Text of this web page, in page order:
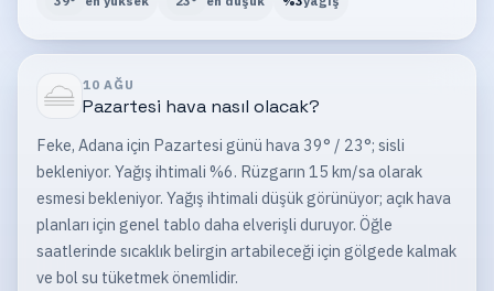
10 AĞU
Pazartesi hava nasıl olacak?
Feke, Adana için Pazartesi günü hava 39° / 23°; sisli
bekleniyor. Yağış ihtimali %6. Rüzgarın 15 km/sa olarak
esmesi bekleniyor. Yağış ihtimali düşük görünüyor; açık hava
planları için genel tablo daha elverişli duruyor. Öğle
saatlerinde sıcaklık belirgin artabileceği için gölgede kalmak
ve bol su tüketmek önemlidir.